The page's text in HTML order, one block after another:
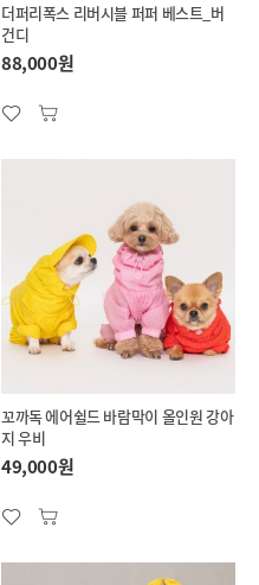
더퍼리폭스 리버시블 퍼퍼 베스트_버
건디
88,000원
꼬까독 에어쉴드 바람막이 올인원 강아
지 우비
49,000원